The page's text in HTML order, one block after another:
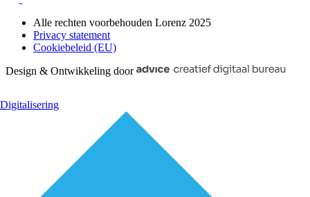
Digitalisering
Alle rechten voorbehouden Lorenz 2025
Privacy statement
Cookiebeleid (EU)
Design & Ontwikkeling door